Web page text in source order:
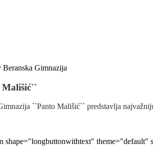
Beranska Gimnazija
``Panto Mališić`` predstavlja
shape="longbuttonwithtext"